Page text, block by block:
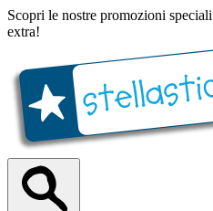
Scopri le nostre promozioni speciali
extra!